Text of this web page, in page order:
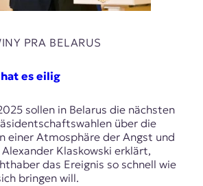
PRA BELARUS
es eilig
sollen in Belarus die nächsten
über die
einer Atmosphäre der Angst und
Klaskowski erklärt,
das Ereignis so schnell wie
bringen will.